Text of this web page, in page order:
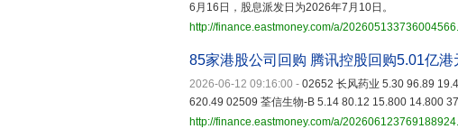
6月16日，股息派发日为2026年7月10日。
http://finance.eastmoney.com/a/
85家港股公司回购 腾讯控股回购5.01亿港
2026-06-12 09:16:00 - 02652 长风药业 5.30 96.89
620.49 02509 荃信生物-B 5.14 80.12 15.800 14.800
http://finance.eastmoney.com/a/